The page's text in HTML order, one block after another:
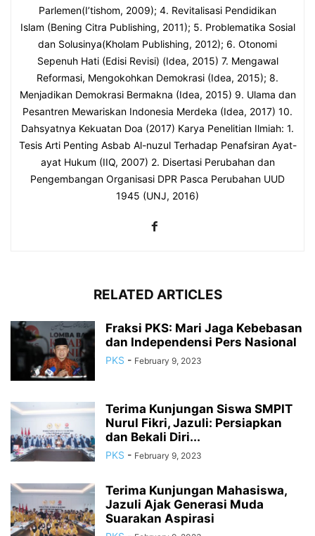
Parlemen(I’tishom, 2009); 4. Revitalisasi Pendidikan
Islam (Bening Citra Publishing, 2011); 5. Problematika Sosial
dan Solusinya(Kholam Publishing, 2012); 6. Otonomi
Sepenuh Hati (Edisi Revisi) (Idea, 2015) 7. Mengawal
Reformasi, Mengokohkan Demokrasi (Idea, 2015); 8.
Menjadikan Demokrasi Bermakna (Idea, 2015) 9. Ulama dan
Pesantren Mewariskan Indonesia Merdeka (Idea, 2017) 10.
Dahsyatnya Kekuatan Doa (2017) Karya Penelitian Ilmiah: 1.
Tesis Arti Penting Asbab Al-nuzul Terhadap Penafsiran Ayat-
ayat Hukum (IIQ, 2007) 2. Disertasi Perubahan dan
Pengembangan Organisasi DPR Pasca Perubahan UUD
1945 (UNJ, 2016)
RELATED ARTICLES
Fraksi PKS: Mari Jaga Kebebasan
dan Independensi Pers Nasional
PKS - February 9, 2023
Terima Kunjungan Siswa SMPIT
Nurul Fikri, Jazuli: Persiapkan
dan Bekali Diri...
PKS - February 9, 2023
Terima Kunjungan Mahasiswa,
Jazuli Ajak Generasi Muda
Suarakan Aspirasi